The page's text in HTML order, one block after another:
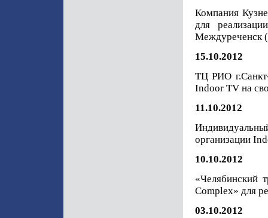
Компания
для
Междуреченск
15.10.2012
ТЦ РИО
Indoor TV на
11.10.2012
организации
10.10.2012
«Челябинский
Complex» для
03.10.2012